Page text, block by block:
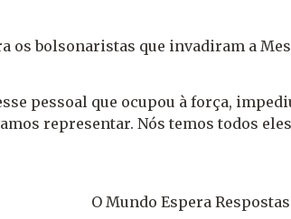
os bolsonaristas que invadiram a
pessoal que ocupou à força,
representar. Nós temos todos
O Mundo Espera Respostas